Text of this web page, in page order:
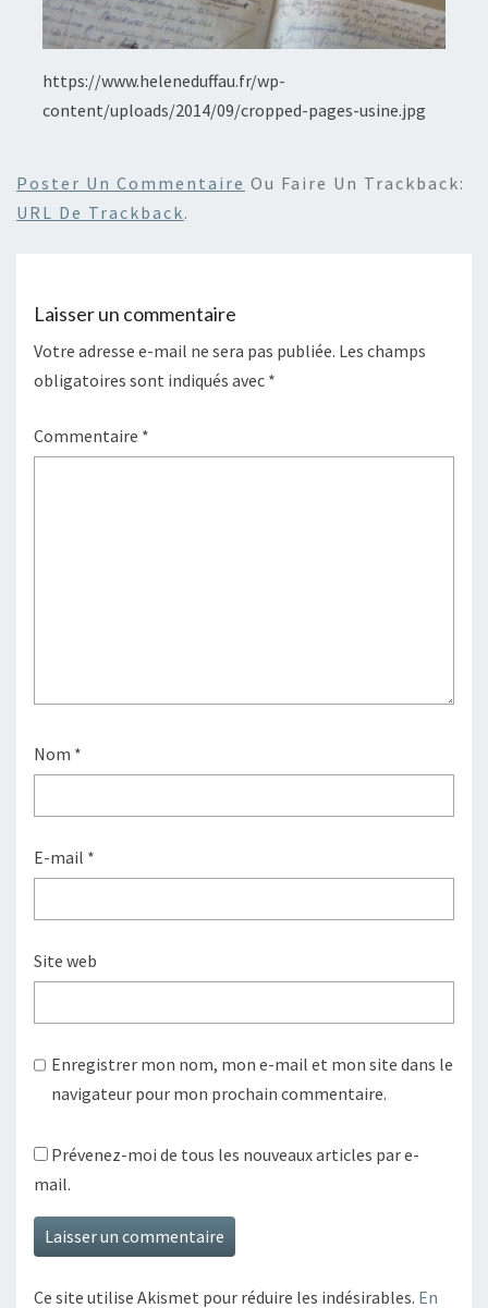
https://www.heleneduffau.fr/wp-
content/uploads/2014/09/cropped-pages-usine.jpg
Poster Un Commentaire Ou Faire Un Trackback:
URL De Trackback.
Laisser un commentaire
Votre adresse e-mail ne sera pas publiée. Les champs
obligatoires sont indiqués avec *
Commentaire *
Nom *
E-mail *
Site web
Enregistrer mon nom, mon e-mail et mon site dans le
navigateur pour mon prochain commentaire.
Prévenez-moi de tous les nouveaux articles par e-
mail.
Ce site utilise Akismet pour réduire les indésirables. En